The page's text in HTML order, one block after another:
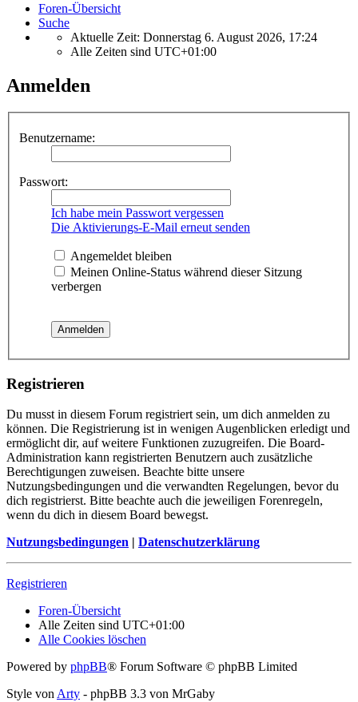
Foren-Übersicht
Suche
Aktuelle Zeit: Donnerstag 6. August 2026, 17:24
Alle Zeiten sind UTC+01:00
Anmelden
Benutzername:
Passwort:
Ich habe mein Passwort vergessen
Die Aktivierungs-E-Mail erneut senden
Angemeldet bleiben
Meinen Online-Status während dieser Sitzung
verbergen
Registrieren
Du musst in diesem Forum registriert sein, um dich anmelden zu
können. Die Registrierung ist in wenigen Augenblicken erledigt und
ermöglicht dir, auf weitere Funktionen zuzugreifen. Die Board-
Administration kann registrierten Benutzern auch zusätzliche
Berechtigungen zuweisen. Beachte bitte unsere
Nutzungsbedingungen und die verwandten Regelungen, bevor du
dich registrierst. Bitte beachte auch die jeweiligen Forenregeln,
wenn du dich in diesem Board bewegst.
Nutzungsbedingungen | Datenschutzerklärung
Registrieren
Foren-Übersicht
Alle Zeiten sind UTC+01:00
Alle Cookies löschen
Powered by phpBB® Forum Software © phpBB Limited
Style vonArty - phpBB 3.3 von MrGaby